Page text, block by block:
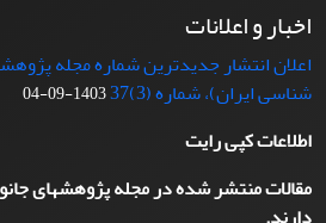
اخبار و اعلانات
اعلان انتشار جدیدترین شماره مجله
شناسی ایران)، شماره (3)37
1403-09-04
اطلاعات کپی رایت
مقالات منتشر شده در مجله پژوهشهای